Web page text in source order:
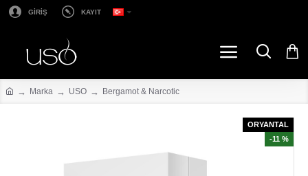
GİRİŞ KAYIT
Marka USO Bergamot & Narcotic
ORYANTAL
-11 %